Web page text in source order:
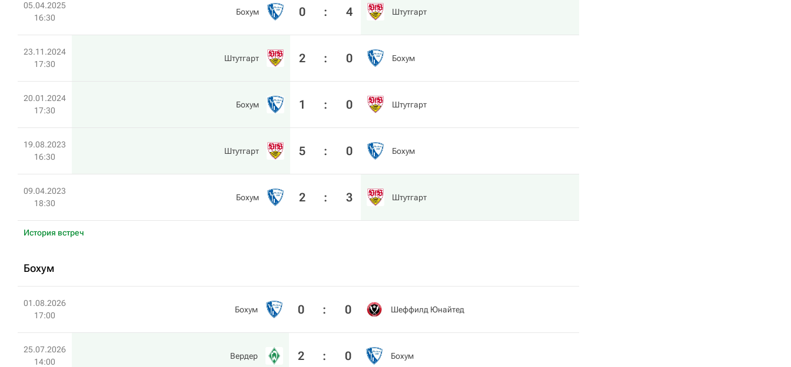
05.04.2025
16:30
Бохум 0 : 4 Штутгарт
23.11.2024
17:30
Штутгарт 2 : 0 Бохум
20.01.2024
17:30
Бохум 1 : 0 Штутгарт
19.08.2023
16:30
Штутгарт 5 : 0 Бохум
09.04.2023
18:30
Бохум 2 : 3 Штутгарт
История встреч
Бохум
01.08.2026
17:00
Бохум 0 : 0 Шеффилд Юнайтед
25.07.2026
14:00
Вердер 2 : 0 Бохум